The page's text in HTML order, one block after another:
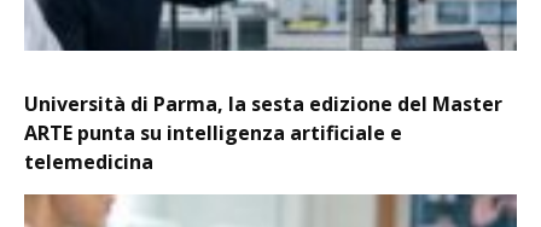
Università di Parma, la sesta edizione del Master
ARTE punta su intelligenza artificiale e
telemedicina